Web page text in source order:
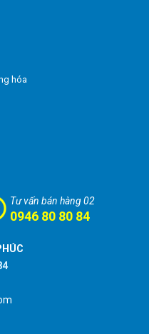
hóa
Tư vấn bán hàng 02
0946 80 80 84